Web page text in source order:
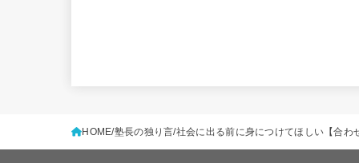
HOME 塾長の独り言 社会に出る前に身につけてほしい【合わ